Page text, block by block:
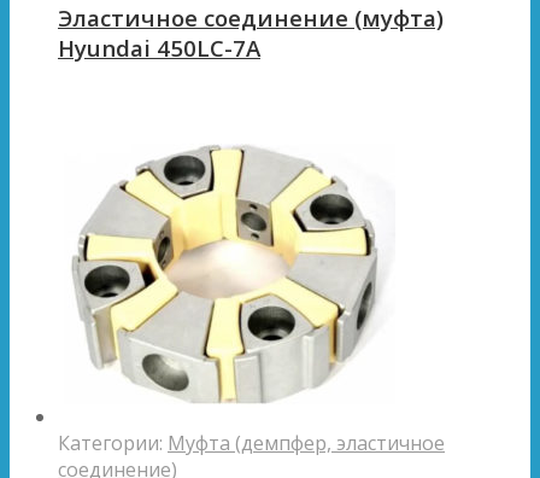
Эластичное соединение (муфта)
Hyundai 450LC-7A
Категории: Муфта (демпфер, эластичное
соединение)